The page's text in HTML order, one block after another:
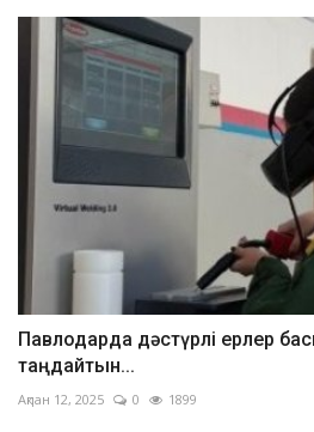
Павлодарда дәстүрлі ерлер
таңдайтын...
Ақпан 12, 2025 0 1899